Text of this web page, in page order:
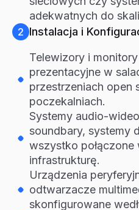
adekwatnych do
2 Instalacja i
Telewizory i
prezentacyjne w
przestrzeniach open
poczekalniach.
Systemy audio-
soundbary, systemy
wszystko połączone
infrastrukturę.
Urządzenia
odtwarzacze
skonfigurowane